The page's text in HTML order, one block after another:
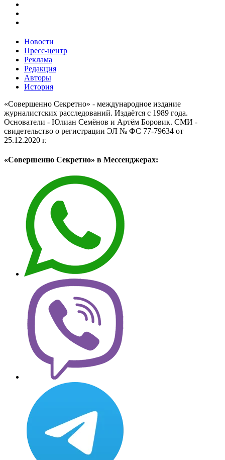
Новости
Пресс-центр
Реклама
Редакция
Авторы
История
«Совершенно Секретно» - международное издание
журналистских расследований. Издаётся с 1989 года.
Основатели - Юлиан Семёнов и Артём Боровик. CМИ -
свидетельство о регистрации ЭЛ № ФС 77-79634 от
25.12.2020 г.
«Совершенно Секретно» в Мессенджерах: